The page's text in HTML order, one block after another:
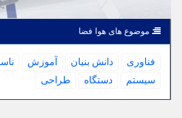
موضوع های هوا فضا
فناوری دانش بنیان آموزش
سیستم
دستگاه طراحی